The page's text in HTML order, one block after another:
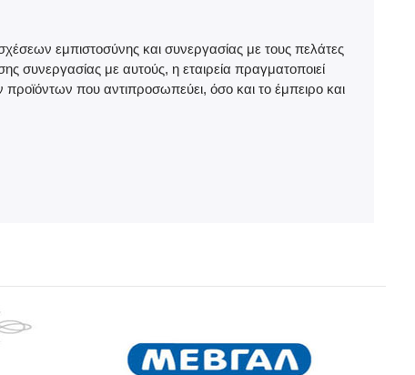
εμπιστοσύνης και συνεργασίας με τους πελάτες
συνεργασίας με αυτούς, η εταιρεία πραγματοποιεί
που αντιπροσωπεύει, όσο και το έμπειρο και